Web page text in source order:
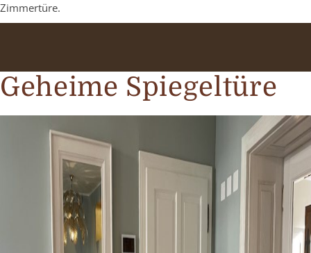
Zimmertüre.
Geheime Spiegeltüre